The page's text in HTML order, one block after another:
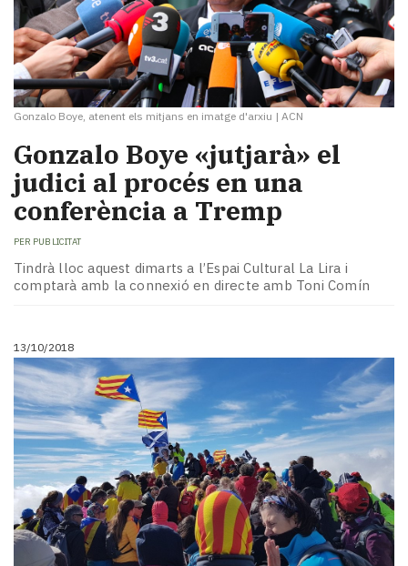
Gonzalo Boye, atenent els mitjans en imatge d'arxiu | ACN
Gonzalo Boye «jutjarà» el
judici al procés en una
conferència a Tremp
PER PUBLICITAT
Tindrà lloc aquest dimarts a l’Espai Cultural La Lira i
comptarà amb la connexió en directe amb Toni Comín
13/10/2018